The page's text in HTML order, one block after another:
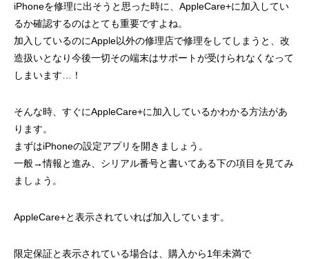
iPhoneを修理に出そうと思った時に、AppleCare+に加入してい
るか確認するのはとても重要ですよね。
加入しているのにApple以外の修理店で修理をしてしまうと、改
造扱いとなり今後一切その端末はサポートが受けられなくなって
しまいます…！
そんな時、すぐにAppleCare+に加入しているかわかる方法があ
ります。
まずはiPhoneの設定アプリを開きましょう。
一般→情報と進み、シリアル番号と書いてある下の項目を見てみ
ましょう。
AppleCare+と表示されていれば加入しています。
限定保証と表示されている場合は、購入から1年未満で